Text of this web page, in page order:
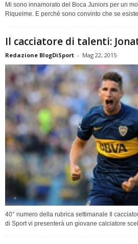
Mi sono innamorato del Boca Juniors per un
Riquelme. E perché sono convinto che se
Il cacciatore di talenti:
Redazione BlogDiSport - Mag 22, 2015
40° numero della rubrica settimanale Il
di Sport vi presenterà un giovane calciatore